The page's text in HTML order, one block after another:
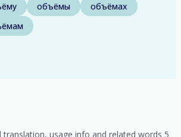
объёмы
объёмах
translation, usage info and related words 5